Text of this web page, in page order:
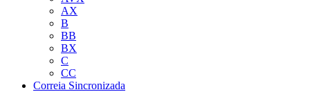
AX
B
BB
BX
C
CC
Correia Sincronizada